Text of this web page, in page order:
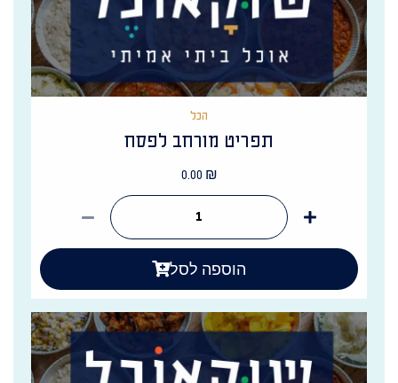
הכל
תפריט מורחב לפסח
0.00 ₪
הוספה לסל